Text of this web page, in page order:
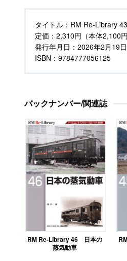
タイトル： RM Re-Library
定価： 2,310円（本体2,100円
発行年月日： 2026年2月19日
ISBN：9784777056125
バックナンバー/関連誌
RM Re-Library 46 日本の
蒸気動車